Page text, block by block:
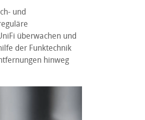
und
überwachen und
der Funktechnik
hinweg